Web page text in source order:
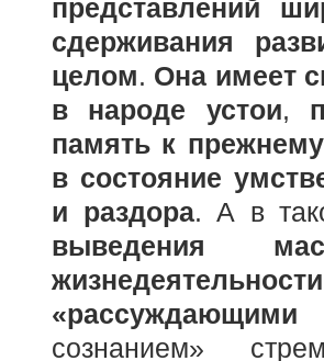
представлений
сдерживания
целом. Она имеет
в народе устои,
память к
в состояние
и раздора. А в
выведения
сознанием»